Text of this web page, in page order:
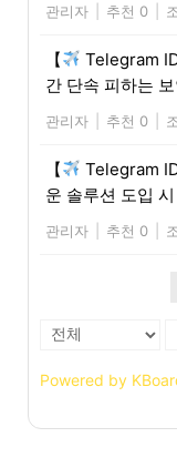
관리자 추천 0
【
Telegram
간 단속 피하는
관리자 추천 0
【
Telegram
운 솔루션 도입
관리자 추천 0
Powered by